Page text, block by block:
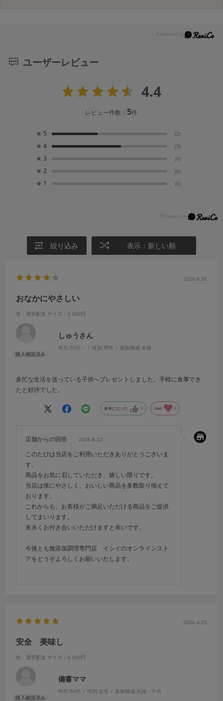
ユーザーレビュー
4.4
レビュー件数： 5件
★ 5 (2)
★ 4 (3)
★ 3 (0)
★ 2 (0)
★ 1 (0)
絞り込み 表示：新しい順
2026.6.20
おなかにやさしい
色：通常配送 サイズ：4,100円
しゅうさん
年代:70代～ 性別:男性 家族構成:夫婦
多忙な生活を送っている子供へプレゼントしました。手軽に食事でき
たと好評でした。
参考になった 0 Like! 0
店舗からの回答 2026.6.22
このたびは当店をご利用いただきありがとうございま
す。
商品をお気に召していただき、嬉しい限りです。
当店は体にやさしく、おいしい商品を多数取り揃えて
おります。
これからも、お客様がご満足いただける商品をご提供
してまいります。
末永くお付き合いいただけますと幸いです。
今後とも無添加調理専門店 イシイのオンラインスト
アをどうぞよろしくお願いいたします。
2026.4.25
安全 美味し
色：通常配送 サイズ：4,100円
備蓄ママ
年代:50代 性別:女性 家族構成:夫婦・子供